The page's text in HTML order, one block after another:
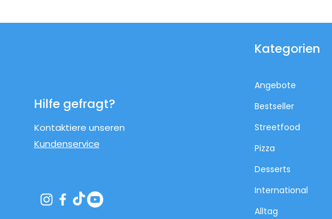
Hilfe gefragt?
Kontaktiere unseren
Kundenservice
Kategorien
Angebote
Bestseller
Streetfood
Pizza
Desserts
International
Alltag